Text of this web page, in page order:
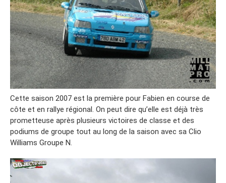
Cette saison 2007 est la première pour Fabien en course de
côte et en rallye régional. On peut dire qu’elle est déjà très
prometteuse après plusieurs victoires de classe et des
podiums de groupe tout au long de la saison avec sa Clio
Williams Groupe N.